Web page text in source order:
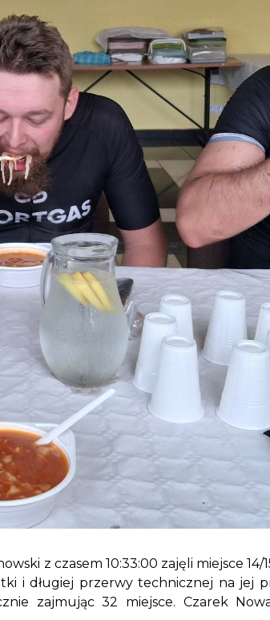
z czasem 10:33:00 zajęli miejsce 14/
i długiej przerwy technicznej na jej
zajmując 32 miejsce. Czarek